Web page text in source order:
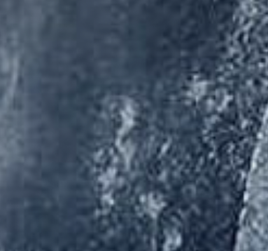
Schwesterfirmen der
Küchler Technik AG